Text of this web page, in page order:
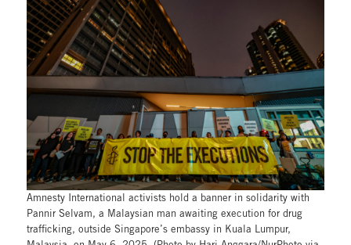
Amnesty International activists hold a banner in solidarity with
Pannir Selvam, a Malaysian man awaiting execution for drug
trafficking, outside Singapore’s embassy in Kuala Lumpur,